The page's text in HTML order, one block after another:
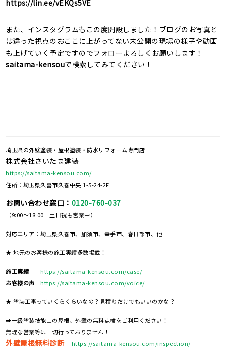
https://lin.ee/vEKQs5VE
また、インスタグラムもこの度開設しました！ブログのお写真と
は違った視点のおここに上がってない未公開の現場の様子や動画
も上げていく予定ですのでフォローよろしくお願いします！
saitama-kensouで検索してみてください！
埼玉県の外壁塗装・屋根塗装・防水リフォーム専門店
株式会社さいたま建装
https://saitama-kensou.com/
住所：埼玉県久喜市久喜中央 1-5-24-2F
お問い合わせ窓口： 0120-760-037
（9:00～18:00 土日祝も営業中）
対応エリア：埼玉県久喜市、加須市、幸手市、春日部市、他
★ 地元のお客様の施工実績多数掲載！
施工実績
https://saitama-kensou.com/case/
お客様の声
https://saitama-kensou.com/voice/
★ 塗装工事っていくらくらいなの？見積りだけでもいいのかな？
➡一級塗装技能士の屋根、外壁の無料点検をご利用ください！
無理な営業等は一切行っておりません！
外壁屋根無料診断 https://saitama-kensou.com/inspection/